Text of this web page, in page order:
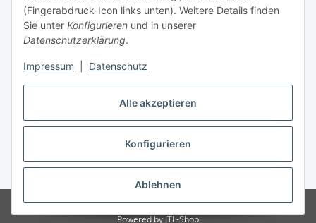
Alle akzeptieren
Konfigurieren
Ablehnen
(Fingerabdruck-Icon links unten). Weitere Details finden
Sie unter Konfigurieren und in unserer
Datenschutzerklärung.
Impressum Datenschutz
Vertrag widerrufen
* Alle Preise inkl. gesetzlicher USt., zzgl.Versand
© Baby Träume Textilhandel GmbH
Powered byJTL-Shop